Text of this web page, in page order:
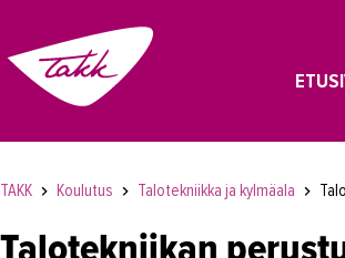
TAKK Koulutus Talotekniikka ja kylmäala